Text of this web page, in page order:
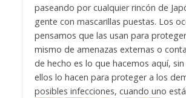
paseando por cualquier rincón de
gente con mascarillas puestas. Los
pensamos que las usan para
mismo de amenazas externas o
de hecho es lo que hacemos aquí,
ellos lo hacen para proteger a los
posibles infecciones, cuando uno